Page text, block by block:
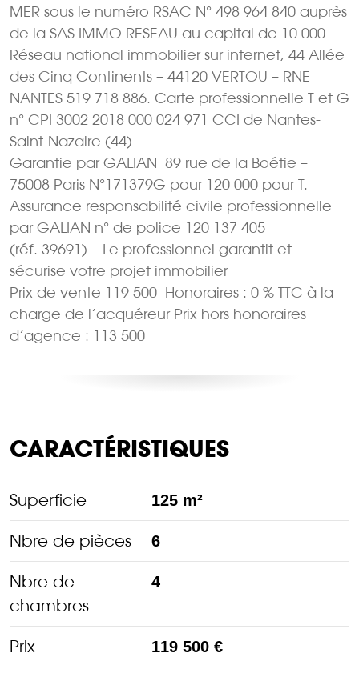
MER sous le numéro RSAC N° 498 964 840 auprès
de la SAS IMMO RESEAU au capital de 10 000 –
Réseau national immobilier sur internet, 44 Allée
des Cinq Continents – 44120 VERTOU – RNE
NANTES 519 718 886. Carte professionnelle T et G
n° CPI 3002 2018 000 024 971 CCI de Nantes-
Saint-Nazaire (44)
Garantie par GALIAN  89 rue de la Boétie –
75008 Paris N°171379G pour 120 000 pour T.
Assurance responsabilité civile professionnelle
par GALIAN n° de police 120 137 405
(réf. 39691) – Le professionnel garantit et
sécurise votre projet immobilier
Prix de vente 119 500  Honoraires : 0 % TTC à la
charge de l’acquéreur Prix hors honoraires
d’agence : 113 500 
CARACTÉRISTIQUES
Superficie 125 m²
Nbre de pièces 6
Nbre de
chambres
4
Prix 119 500 €